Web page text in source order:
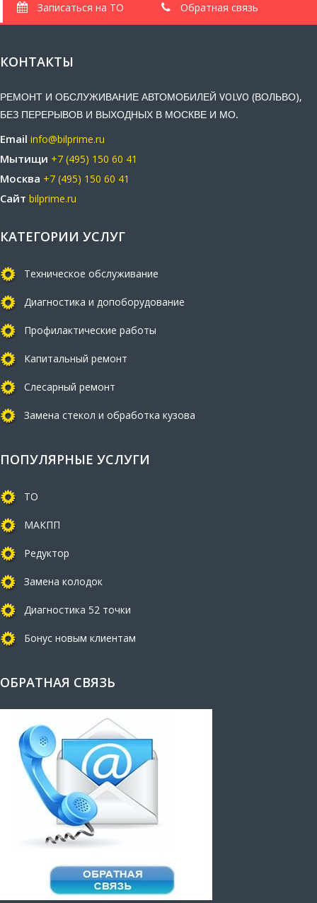
Записаться на ТО Обратная связь
КОНТАКТЫ
РЕМОНТ И ОБСЛУЖИВАНИЕ АВТОМОБИЛЕЙ VOLVO (ВОЛЬВО),
БЕЗ ПЕРЕРЫВОВ И ВЫХОДНЫХ В МОСКВЕ И МО.
Email info@bilprime.ru
Мытищи +7 (495) 150 60 41
Москва +7 (495) 150 60 41
Сайт bilprime.ru
КАТЕГОРИИ УСЛУГ
Техническое обслуживание
Диагностика и допоборудование
Профилактические работы
Капитальный ремонт
Слесарный ремонт
Замена стекол и обработка кузова
ПОПУЛЯРНЫЕ УСЛУГИ
ТО
МАКПП
Редуктор
Замена колодок
Диагностика 52 точки
Бонус новым клиентам
ОБРАТНАЯ СВЯЗЬ